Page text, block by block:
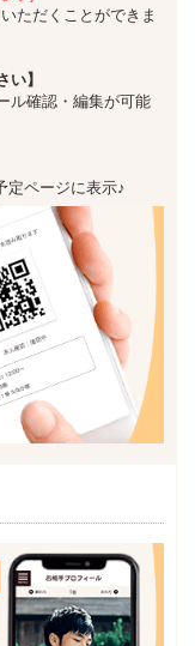
ただくことができま
い】
ル確認・編集が可能
定ページに表示♪